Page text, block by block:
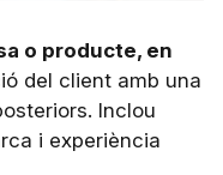
o producte, en
del client amb una
Inclou
i experiència